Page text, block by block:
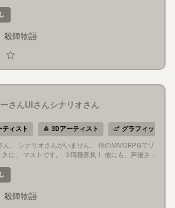
してもらえる方。
殺陣物語
さんUIさんシナリオさん
ティスト 3Dアーティスト グラフィックデ
リオさんがいません。 侍のMMORPGでリ
。 ３職種募集！ 他にも、声優さ
殺陣物語